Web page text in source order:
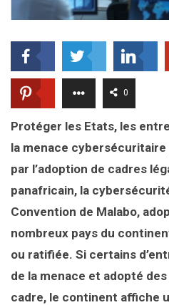
0
Protéger les Etats, les
la menace
par l’adoption de cadres
panafricain, la
Convention de Malabo,
nombreux pays du
ou ratifiée. Si certains
de la menace et adopté
cadre, le continent affiche